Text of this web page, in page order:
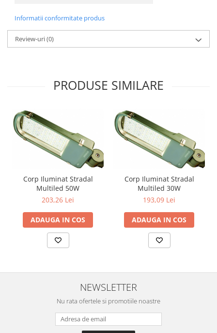
Informatii conformitate produs
Review-uri(0)
PRODUSE SIMILARE
Corp Iluminat Stradal
Multiled 50W
203,26 Lei
ADAUGA IN COS
Corp Iluminat Stradal
Multiled 30W
193,09 Lei
ADAUGA IN COS
NEWSLETTER
Nu rata ofertele si promotiile noastre